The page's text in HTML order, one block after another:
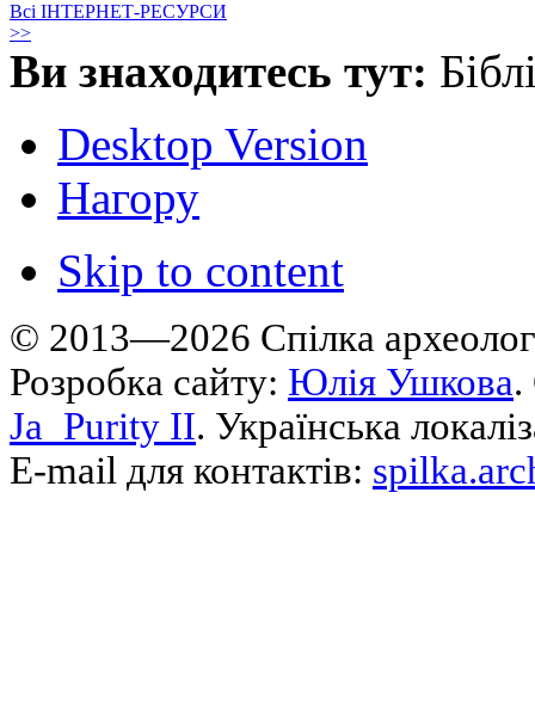
Всі ІНТЕРНЕТ-РЕСУРСИ
>>
Ви знаходитесь тут:
Desktop Version
Нагору
Skip to content
© 2013—2026 Cпілка
Розробка сайту: Юлія Ушкова.
Ja_Purity II. Українська
E-mail для контактів: